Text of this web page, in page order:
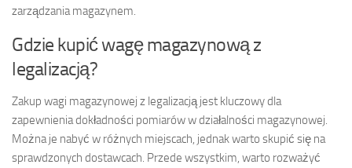
zarządzania magazynem.
Gdzie kupić wagę magazynową z
legalizacją?
Zakup wagi magazynowej z legalizacją jest kluczowy dla
zapewnienia dokładności pomiarów w działalności magazynowej.
Można je nabyć w różnych miejscach, jednak warto skupić się na
sprawdzonych dostawcach. Przede wszystkim, warto rozważyć